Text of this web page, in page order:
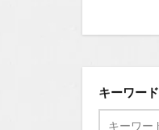
キーワード